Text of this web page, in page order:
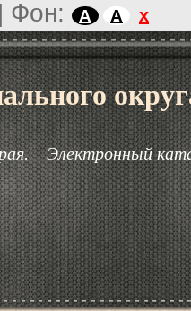
| Фон: A A x
Электронный